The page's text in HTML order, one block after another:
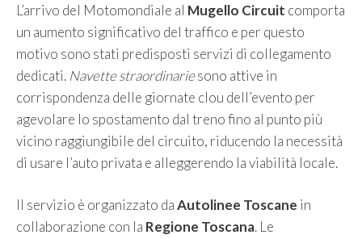
L’arrivo del Motomondiale al Mugello Circuit comporta
un aumento significativo del traffico e per questo
motivo sono stati predisposti servizi di collegamento
dedicati. Navette straordinariesono attive in
corrispondenza delle giornate clou dell’evento per
agevolare lo spostamento dal treno fino al punto più
vicino raggiungibile del circuito, riducendo la necessità
di usare l’auto privata e alleggerendo la viabilità locale.
Il servizio è organizzato daAutolinee Toscane in
collaborazione con la Regione Toscana. Le